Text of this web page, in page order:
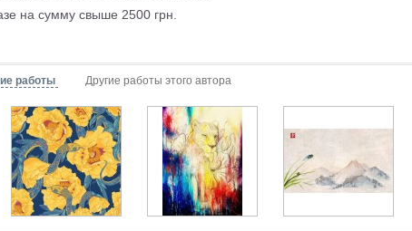
на сумму свыше 2500 грн.
работы Другие работы этого автора